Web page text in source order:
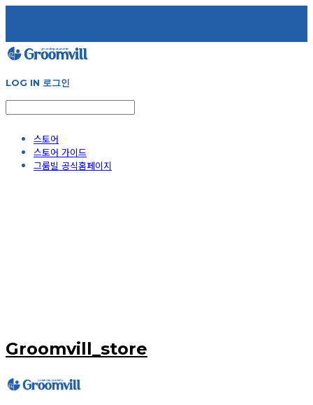
LOG IN 로그인
스토어
스토어 가이드
그룸빌 공식홈페이지
Groomvill_store